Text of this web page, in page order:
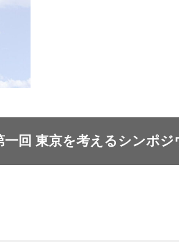
回 東京を考えるシンポジ